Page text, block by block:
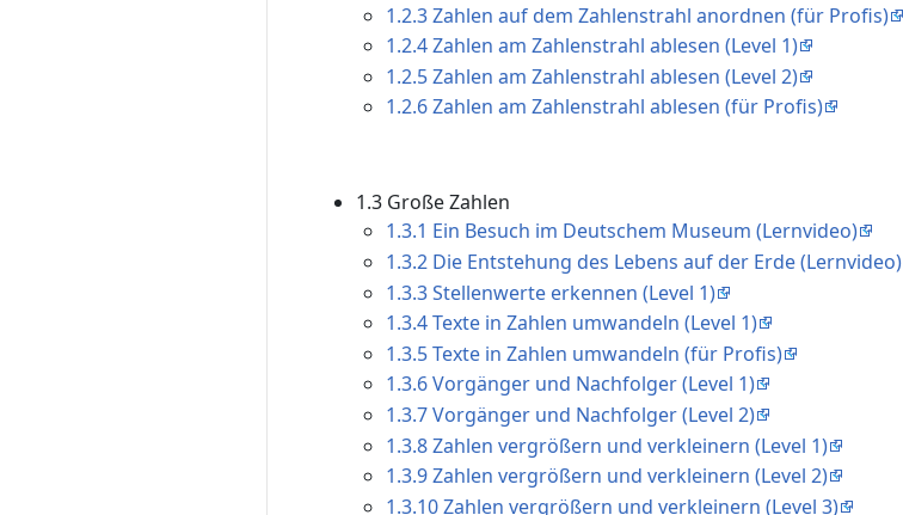
1.2.3 Zahlen auf dem Zahlenstrahl anordnen (für Profis)
1.2.4 Zahlen am Zahlenstrahl ablesen (Level 1)
1.2.5 Zahlen am Zahlenstrahl ablesen (Level 2)
1.2.6 Zahlen am Zahlenstrahl ablesen (für Profis)
1.3 Große Zahlen
1.3.1 Ein Besuch im Deutschem Museum (Lernvideo)
1.3.2 Die Entstehung des Lebens auf der Erde (Lernvideo)
1.3.3 Stellenwerte erkennen (Level 1)
1.3.4 Texte in Zahlen umwandeln (Level 1)
1.3.5 Texte in Zahlen umwandeln (für Profis)
1.3.6 Vorgänger und Nachfolger (Level 1)
1.3.7 Vorgänger und Nachfolger (Level 2)
1.3.8 Zahlen vergrößern und verkleinern (Level 1)
1.3.9 Zahlen vergrößern und verkleinern (Level 2)
1.3.10 Zahlen vergrößern und verkleinern (Level 3)